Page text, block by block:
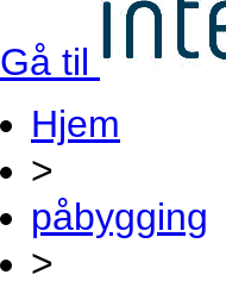
Gå til
Hjem
>
påbygging
>